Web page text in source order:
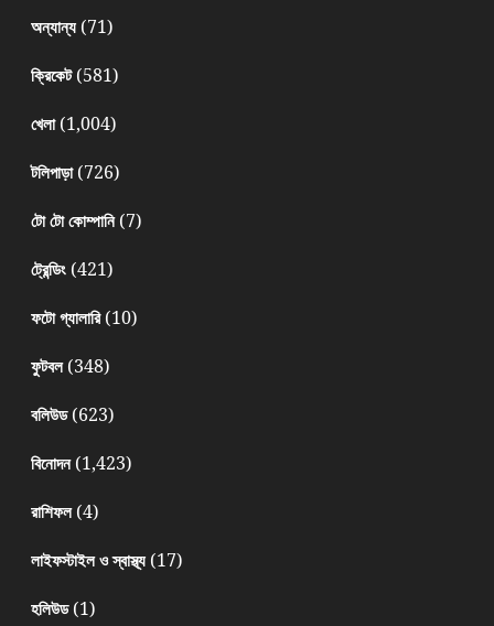
অন্যান্য(71)
ক্রিকেট(581)
খেলা(1,004)
টলিপাড়া(726)
টো টো কোম্পানি(7)
ট্রেন্ডিং(421)
ফটো গ্যালারি(10)
ফুটবল(348)
বলিউড(623)
বিনোদন(1,423)
রাশিফল(4)
লাইফস্টাইল ও স্বাস্থ্য(17)
হলিউড(1)